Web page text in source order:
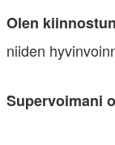
Olen
niiden
Supervoimani